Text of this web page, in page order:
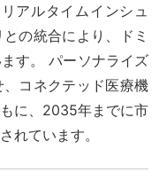
アルタイムインシュ
の統合により、ドミ
す。 パーソナライズ
コネクテッド医療機
に、2035年までに市
れています。